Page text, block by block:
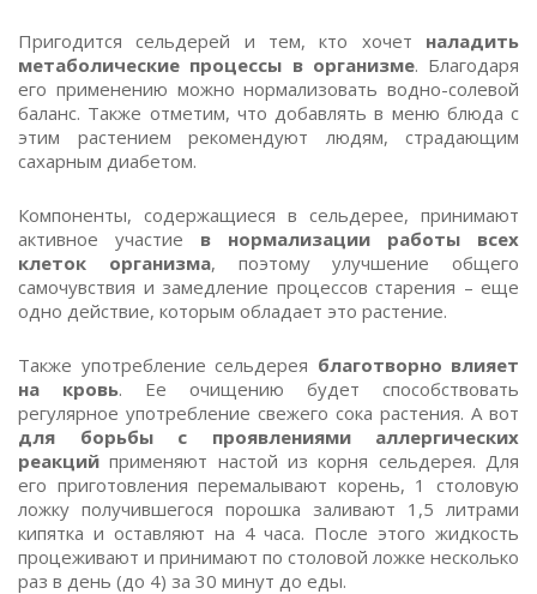
Пригодится сельдерей и тем, кто хочет наладить
метаболические процессы в организме. Благодаря
его применению можно нормализовать водно-солевой
баланс. Также отметим, что добавлять в меню блюда с
этим растением рекомендуют людям, страдающим
сахарным диабетом.
Компоненты, содержащиеся в сельдерее, принимают
активное участие в нормализации работы всех
клеток организма, поэтому улучшение общего
самочувствия и замедление процессов старения – еще
одно действие, которым обладает это растение.
Также употребление сельдерея благотворно влияет
на кровь. Ее очищению будет способствовать
регулярное употребление свежего сока растения. А вот
для борьбы с проявлениями аллергических
реакций применяют настой из корня сельдерея. Для
его приготовления перемалывают корень, 1 столовую
ложку получившегося порошка заливают 1,5 литрами
кипятка и оставляют на 4 часа. После этого жидкость
процеживают и принимают по столовой ложке несколько
раз в день (до 4) за 30 минут до еды.